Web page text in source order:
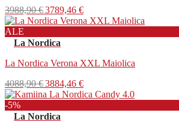
3988,90€ Alkuperäinen
hinta
3988,90 €.
3789,46 €Nykyinen
hinta
ALE
La Nordica
La Nordica Verona XXL Maiolica
4088,90€ Alkuperäinen
hinta
4088,90 €.
3884,46 €Nykyinen
hinta
-5%
La Nordica